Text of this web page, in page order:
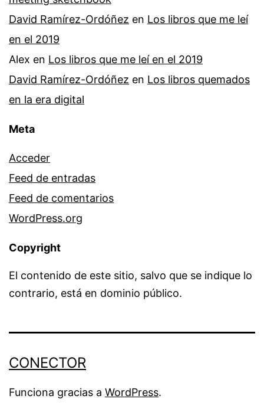
David Ramírez-Ordóñez en Los libros que me leí
en el 2019
Alex en Los libros que me leí en el 2019
David Ramírez-Ordóñez en Los libros quemados
en la era digital
Meta
Acceder
Feed de entradas
Feed de comentarios
WordPress.org
Copyright
El contenido de este sitio, salvo que se indique lo
contrario, está en dominio público.
CONECTOR
Funciona gracias a WordPress.